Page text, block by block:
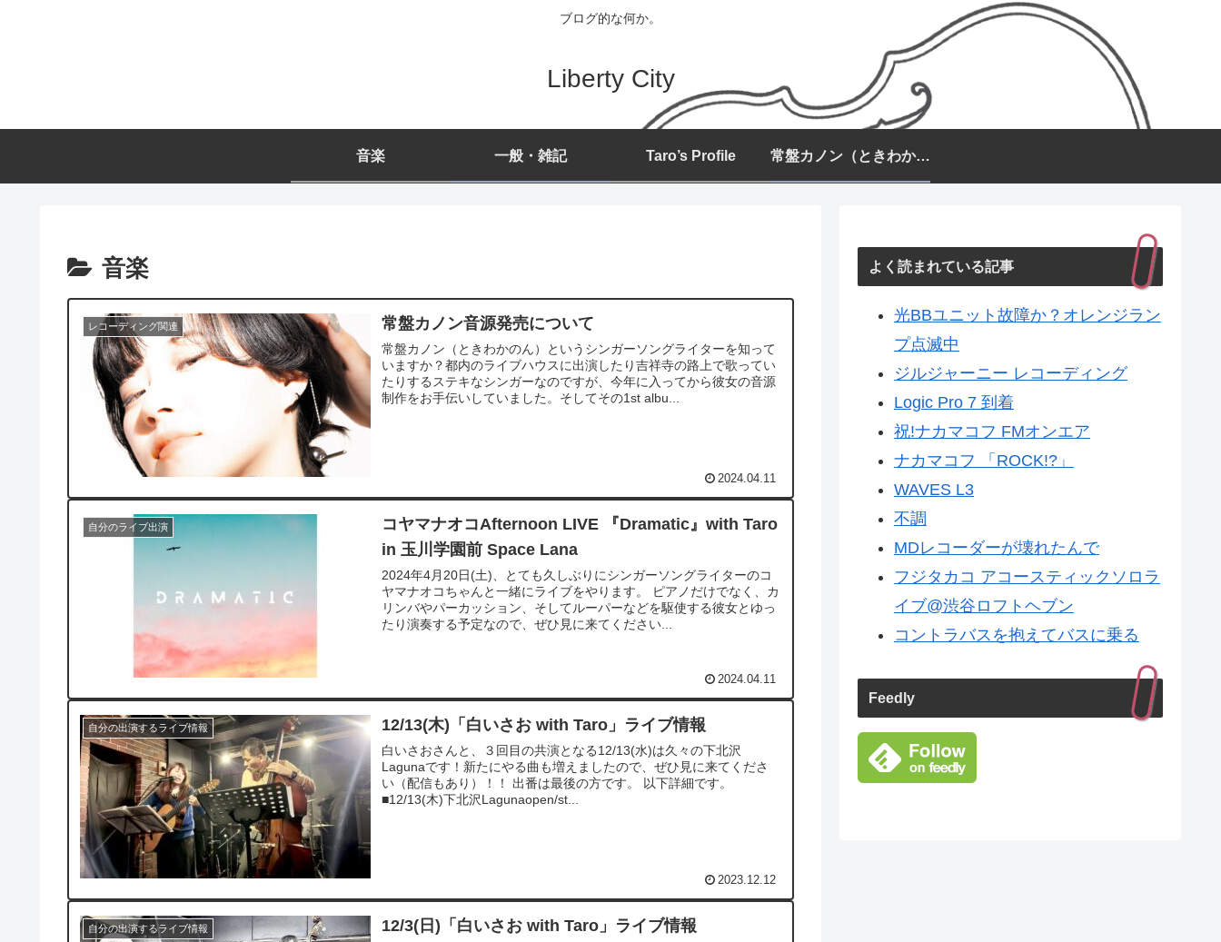
ブログ的な何か。
Liberty City
音楽 一般・雑記 Taro’s Profile 常盤カノン（ときわかのん）
音楽
レコーディング関連 常盤カノン音源発売について
常盤カノン（ときわかのん）というシンガーソングライターを知って
いますか？都内のライブハウスに出演したり吉祥寺の路上で歌ってい
たりするステキなシンガーなのですが、今年に入ってから彼女の音源
制作をお手伝いしていました。そしてその1st albu...
2024.04.11
自分のライブ出演
コヤマナオコAfternoon LIVE 『Dramatic』with Taro
in 玉川学園前 Space Lana
2024年4月20日(土)、とても久しぶりにシンガーソングライターのコ
ヤマナオコちゃんと一緒にライブをやります。 ピアノだけでなく、カ
リンバやパーカッション、そしてルーパーなどを駆使する彼女とゆっ
たり演奏する予定なので、ぜひ見に来てください...
2024.04.11
自分の出演するライブ情報 12/13(木)「白いさお with Taro」ライブ情報
白いさおさんと、３回目の共演となる12/13(水)は久々の下北沢
Lagunaです！新たにやる曲も増えましたので、ぜひ見に来てくださ
い（配信もあり）！！ 出番は最後の方です。 以下詳細です。
■12/13(木)下北沢Lagunaopen/st...
2023.12.12
自分の出演するライブ情報 12/3(日)「白いさお with Taro」ライブ情報
よく読まれている記事
光BBユニット故障か？オレンジラン
プ点滅中
ジルジャーニー レコーディング
Logic Pro 7 到着
祝!ナカマコフ FMオンエア
ナカマコフ 「ROCK!?」
WAVES L3
不調
MDレコーダーが壊れたんで
フジタカコ アコースティックソロラ
イブ@渋谷ロフトヘブン
コントラバスを抱えてバスに乗る
Feedly